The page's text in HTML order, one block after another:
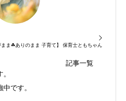
ま☘ありのまま 子育て】 保育士ともちゃん
記事一覧
です。